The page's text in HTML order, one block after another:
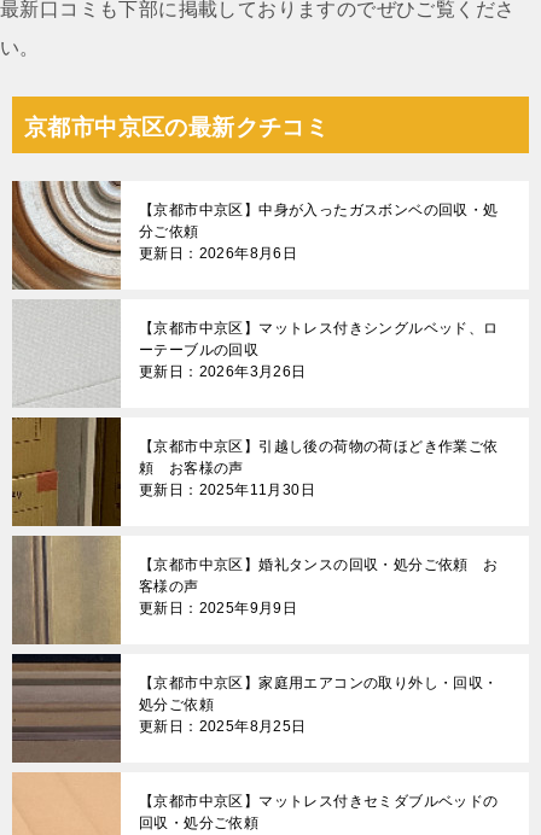
最新口コミも下部に掲載しておりますのでぜひご覧くださ
い。
京都市中京区の最新クチコミ
【京都市中京区】中身が入ったガスボンベの回収・処
分ご依頼
更新日：2026年8月6日
【京都市中京区】マットレス付きシングルベッド、ロ
ーテーブルの回収
更新日：2026年3月26日
【京都市中京区】引越し後の荷物の荷ほどき作業ご依
頼 お客様の声
更新日：2025年11月30日
【京都市中京区】婚礼タンスの回収・処分ご依頼 お
客様の声
更新日：2025年9月9日
【京都市中京区】家庭用エアコンの取り外し・回収・
処分ご依頼
更新日：2025年8月25日
【京都市中京区】マットレス付きセミダブルベッドの
回収・処分ご依頼